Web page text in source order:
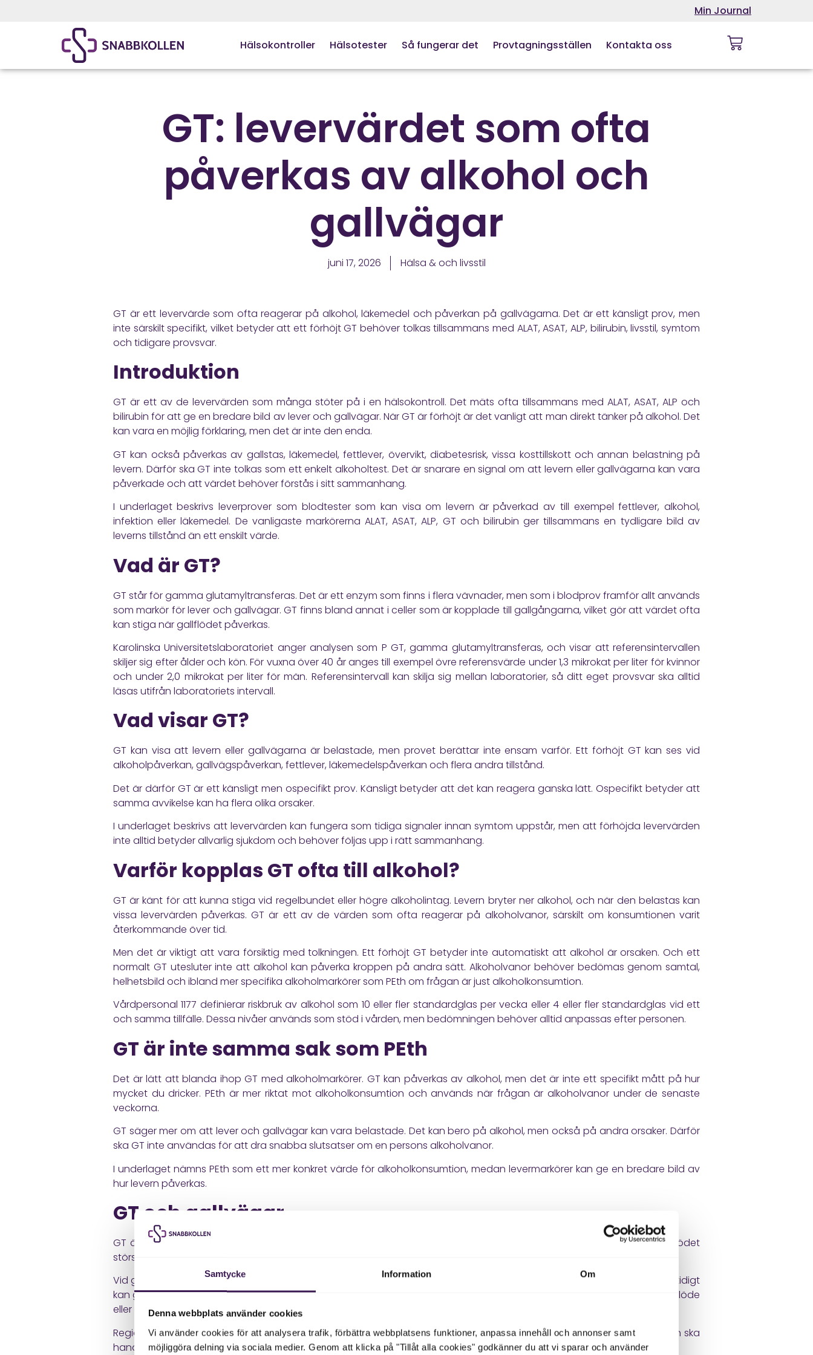
Samtycke Information Om
Denna webbplats använder cookies
Vi använder cookies för att analysera trafik, förbättra webbplatsens funktioner, anpassa innehåll och annonser samt
möjliggöra delning via sociala medier. Genom att klicka på "Tillåt alla cookies" godkänner du att vi sparar och använder
Min Journal
Hälsokontroller Hälsotester Så fungerar det Provtagningsställen Kontakta oss
GT: levervärdet som ofta
påverkas av alkohol och
gallvägar
juni 17, 2026 Hälsa & och livsstil
GT är ett levervärde som ofta reagerar på alkohol, läkemedel och påverkan på gallvägarna. Det är ett känsligt prov, men
inte särskilt specifikt, vilket betyder att ett förhöjt GT behöver tolkas tillsammans med ALAT, ASAT, ALP, bilirubin, livsstil, symtom
och tidigare provsvar.
Introduktion
GT är ett av de levervärden som många stöter på i en hälsokontroll. Det mäts ofta tillsammans med ALAT, ASAT, ALP och
bilirubin för att ge en bredare bild av lever och gallvägar. När GT är förhöjt är det vanligt att man direkt tänker på alkohol. Det
kan vara en möjlig förklaring, men det är inte den enda.
GT kan också påverkas av gallstas, läkemedel, fettlever, övervikt, diabetesrisk, vissa kosttillskott och annan belastning på
levern. Därför ska GT inte tolkas som ett enkelt alkoholtest. Det är snarare en signal om att levern eller gallvägarna kan vara
påverkade och att värdet behöver förstås i sitt sammanhang.
I underlaget beskrivs leverprover som blodtester som kan visa om levern är påverkad av till exempel fettlever, alkohol,
infektion eller läkemedel. De vanligaste markörerna ALAT, ASAT, ALP, GT och bilirubin ger tillsammans en tydligare bild av
leverns tillstånd än ett enskilt värde.
Vad är GT?
GT står för gamma glutamyltransferas. Det är ett enzym som finns i flera vävnader, men som i blodprov framför allt används
som markör för lever och gallvägar. GT finns bland annat i celler som är kopplade till gallgångarna, vilket gör att värdet ofta
kan stiga när gallflödet påverkas.
Karolinska Universitetslaboratoriet anger analysen som P GT, gamma glutamyltransferas, och visar att referensintervallen
skiljer sig efter ålder och kön. För vuxna över 40 år anges till exempel övre referensvärde under 1,3 mikrokat per liter för kvinnor
och under 2,0 mikrokat per liter för män. Referensintervall kan skilja sig mellan laboratorier, så ditt eget provsvar ska alltid
läsas utifrån laboratoriets intervall.
Vad visar GT?
GT kan visa att levern eller gallvägarna är belastade, men provet berättar inte ensam varför. Ett förhöjt GT kan ses vid
alkoholpåverkan, gallvägspåverkan, fettlever, läkemedelspåverkan och flera andra tillstånd.
Det är därför GT är ett känsligt men ospecifikt prov. Känsligt betyder att det kan reagera ganska lätt. Ospecifikt betyder att
samma avvikelse kan ha flera olika orsaker.
I underlaget beskrivs att levervärden kan fungera som tidiga signaler innan symtom uppstår, men att förhöjda levervärden
inte alltid betyder allvarlig sjukdom och behöver följas upp i rätt sammanhang.
Varför kopplas GT ofta till alkohol?
GT är känt för att kunna stiga vid regelbundet eller högre alkoholintag. Levern bryter ner alkohol, och när den belastas kan
vissa levervärden påverkas. GT är ett av de värden som ofta reagerar på alkoholvanor, särskilt om konsumtionen varit
återkommande över tid.
Men det är viktigt att vara försiktig med tolkningen. Ett förhöjt GT betyder inte automatiskt att alkohol är orsaken. Och ett
normalt GT utesluter inte att alkohol kan påverka kroppen på andra sätt. Alkoholvanor behöver bedömas genom samtal,
helhetsbild och ibland mer specifika alkoholmarkörer som PEth om frågan är just alkoholkonsumtion.
Vårdpersonal 1177 definierar riskbruk av alkohol som 10 eller fler standardglas per vecka eller 4 eller fler standardglas vid ett
och samma tillfälle. Dessa nivåer används som stöd i vården, men bedömningen behöver alltid anpassas efter personen.
GT är inte samma sak som PEth
Det är lätt att blanda ihop GT med alkoholmarkörer. GT kan påverkas av alkohol, men det är inte ett specifikt mått på hur
mycket du dricker. PEth är mer riktat mot alkoholkonsumtion och används när frågan är alkoholvanor under de senaste
veckorna.
GT säger mer om att lever och gallvägar kan vara belastade. Det kan bero på alkohol, men också på andra orsaker. Därför
ska GT inte användas för att dra snabba slutsatser om en persons alkoholvanor.
I underlaget nämns PEth som ett mer konkret värde för alkoholkonsumtion, medan levermarkörer kan ge en bredare bild av
hur levern påverkas.
GT och gallvägar
GT är också viktigt när läkaren vill förstå gallvägarna. Gallvägarna transporterar galla från levern till tarmen. Om gallflödet
störs kan levervärden som GT och ALP stiga. Bilirubin kan också påverkas, särskilt om gallflödet hindras mer tydligt.
Vid gallvägspåverkan tittar läkaren därför ofta på kombinationen GT, ALP och bilirubin. Om ALP och GT är förhöjda samtidigt
kan gallvägarna bli mer relevanta att bedöma. Om bilirubin också är förhöjt kan det tala för tydligare påverkan på gallflöde
eller leverns hantering av bilirubin.
Region Skånes riktlinjeför förhöjda levervärden beskriver att dominerande förhöjning av ALP och GT eller förhöjt bilirubin ska
handläggas utifrån särskilda mönster. Det visar varför GT behöver läsas tillsammans med andra leverprover.